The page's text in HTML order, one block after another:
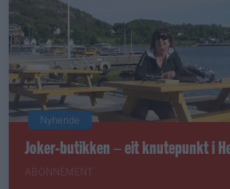
Nyhende
Joker-butikken – eit knutepunkt i
ABONNEMENT